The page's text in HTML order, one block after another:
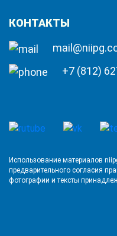
КОНТАКТЫ
+7 (812)
Использование материалов
предварительного согласия
фотографии и тексты